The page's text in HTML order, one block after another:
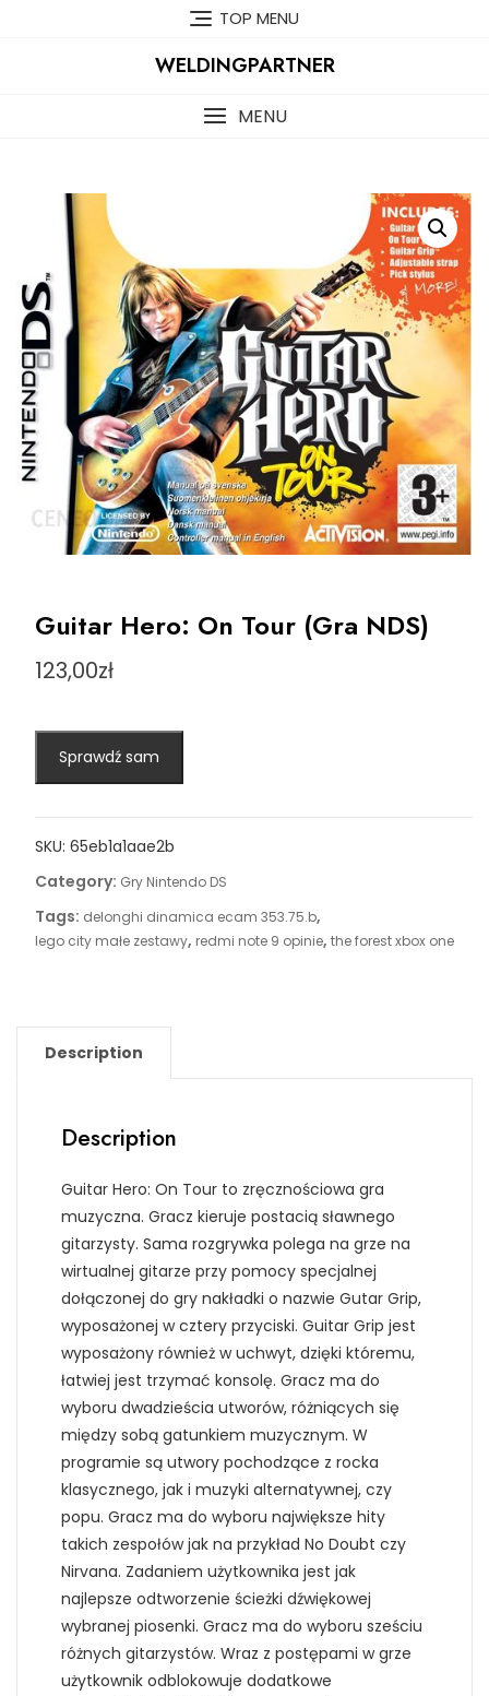
TOP MENU
WELDINGPARTNER
MENU
Guitar Hero: On Tour (Gra NDS)
123,00zł
Sprawdź sam
SKU: 65eb1a1aae2b
Category: Gry Nintendo DS
Tags: delonghi dinamica ecam 353.75.b,
lego city małe zestawy, redmi note 9 opinie, the forest xbox one
Description
Description
Guitar Hero: On Tour to zręcznościowa gra
muzyczna. Gracz kieruje postacią sławnego
gitarzysty. Sama rozgrywka polega na grze na
wirtualnej gitarze przy pomocy specjalnej
dołączonej do gry nakładki o nazwie Gutar Grip,
wyposażonej w cztery przyciski. Guitar Grip jest
wyposażony również w uchwyt, dzięki któremu,
łatwiej jest trzymać konsolę. Gracz ma do
wyboru dwadzieścia utworów, różniących się
między sobą gatunkiem muzycznym. W
programie są utwory pochodzące z rocka
klasycznego, jak i muzyki alternatywnej, czy
popu. Gracz ma do wyboru największe hity
takich zespołów jak na przykład No Doubt czy
Nirvana. Zadaniem użytkownika jest jak
najlepsze odtworzenie ścieżki dźwiękowej
wybranej piosenki. Gracz ma do wyboru sześciu
różnych gitarzystów. Wraz z postępami w grze
użytkownik odblokowuje dodatkowe